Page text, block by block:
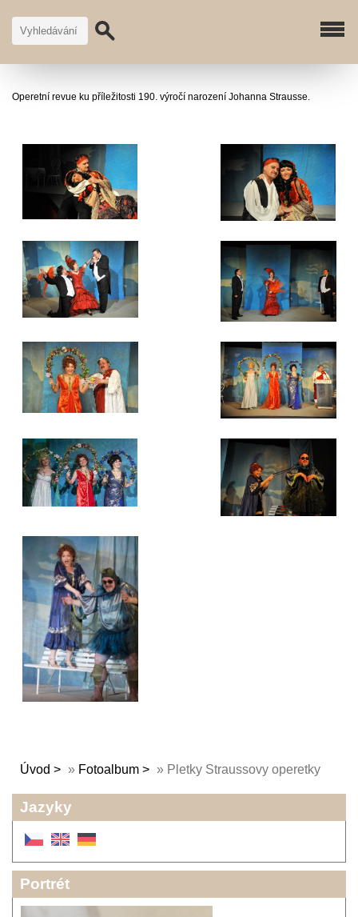
Operetní revue ku příležitosti 190. výročí narození Johanna Strausse.
Úvod » Fotoalbum » Pletky Straussovy operetky
Jazyky
Portrét